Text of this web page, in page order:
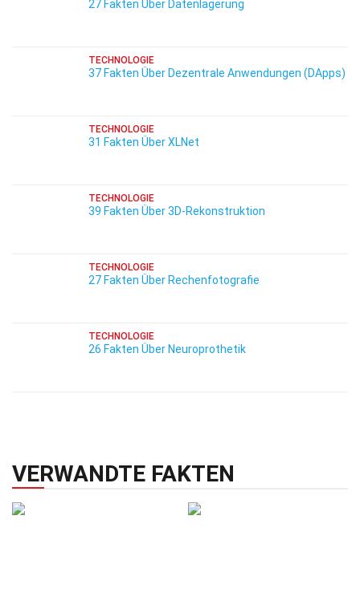
27 Fakten Über Datenlagerung
TECHNOLOGIE
37 Fakten Über Dezentrale Anwendungen (DApps)
TECHNOLOGIE
31 Fakten Über XLNet
TECHNOLOGIE
39 Fakten Über 3D-Rekonstruktion
TECHNOLOGIE
27 Fakten Über Rechenfotografie
TECHNOLOGIE
26 Fakten Über Neuroprothetik
VERWANDTE FAKTEN